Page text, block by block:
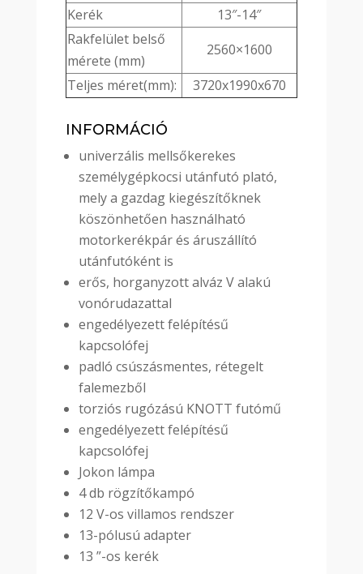
Kerék
13″-14″
Rakfelület belső
mérete (mm)
2560×1600
Teljes méret(mm):
3720x1990x670
INFORMÁCIÓ
univerzális mellsőkerekes
személygépkocsi utánfutó plató,
mely a gazdag kiegészítőknek
köszönhetően használható
motorkerékpár és áruszállító
utánfutóként is
erős, horganyzott alváz V alakú
vonórudazattal
engedélyezett felépítésű
kapcsolófej
padló csúszásmentes, rétegelt
falemezből
torziós rugózású KNOTT futómű
engedélyezett felépítésű
kapcsolófej
Jokon lámpa
4 db rögzítőkampó
12 V-os villamos rendszer
13-pólusú adapter
13 ”-os kerék